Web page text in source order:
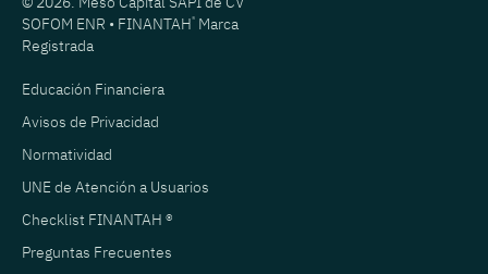
SOFOM ENR • FINANTAH® Marca
Registrada
Educación Financiera
Avisos de Privacidad
Normatividad
UNE de Atención a Usuarios
Checklist FINANTAH ®
Preguntas Frecuentes